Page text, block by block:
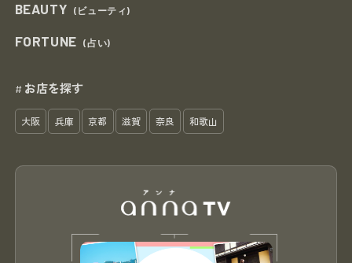
BEAUTY (ビューティ)
FORTUNE (占い)
# お店を探す
大阪 兵庫 京都 滋賀 奈良 和歌山